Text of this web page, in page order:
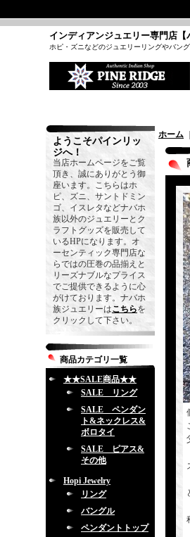
インディアンジュエリー専門店【
ホピ・ズニなどのジュエリーリングやバン
ようこそパインリッ
ジへ！
当店ホームページをご覧
頂き、誠にありがとう御
座います。こちらはホ
ピ、ズニ、サントドミン
ゴ、イスレタなどナバホ
族以外のジュエリーとク
ラフトグッズを販売して
いるHPになります。オ
ーセンティック専門店な
らではの圧巻の品揃えと
リーズナブルなプライス
でご提供できるように心
がけております。ナバホ
族ジュエリーはこちらを
クリックして下さい。
商品カテゴリ一覧
★★SALE商品★★
SALE リング
SALE ペンダン
ト&ネックレス&
ボロタイ
SALE ピアス&
その他
Hopi Jewelry
リング
バングル
ペンダントトップ
ホーム